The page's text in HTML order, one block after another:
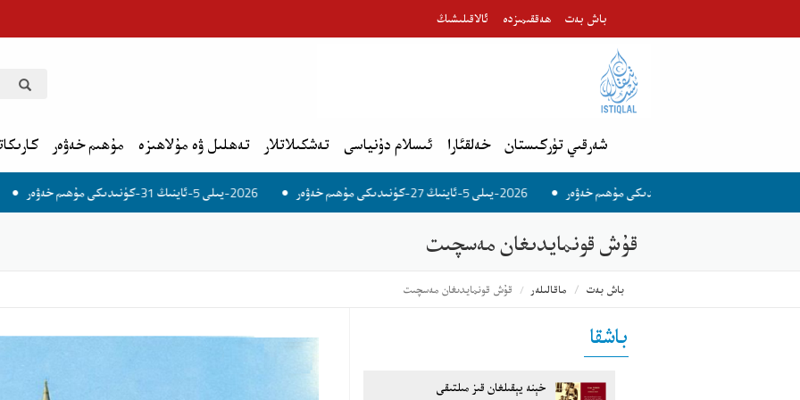
ئالاقىلىشىڭ ھەققىمىزدە باش بەت
مۇھىم خەۋەر تەھلىل ۋە مۇلاھىزە تەشكىلاتلار ئىسلام دۇنياسى خەلقئارا شەرقىي تۈركىستان
2026-يىلى 6-ئاينىڭ 1-كۈنىدىكى مۇھىم خەۋەر 2026-يىلى 5-ئاينىڭ 31-كۈنىدىكى مۇھىم خەۋەر 2026-يىلى 5-ئاينىڭ 27-كۈنىدىكى مۇھىم خەۋەر
قۇش قونمايدىغان مەسچىت
باش بەت ماقالىلەر قۇش قونمايدىغان مەسچىت
باشقا
خېنە يېقىلغان قىز مىلتىقى